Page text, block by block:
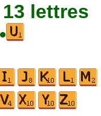
lettres
•